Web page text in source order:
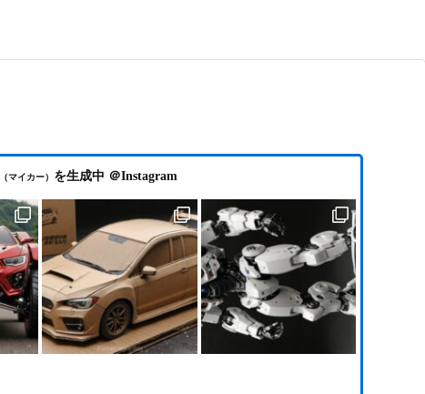
（マイカー） を生成中 ＠Instagram
WRX サイドステップを中古品に交換 動画編集ソフト VEGAS Pro 2026（Boris FX版）
の新機能と体験版